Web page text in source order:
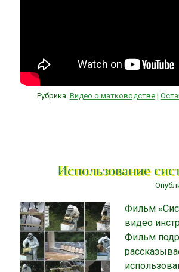
Рубрика: Видео о матководстве |
Использование
Фильм
видео
Фильм